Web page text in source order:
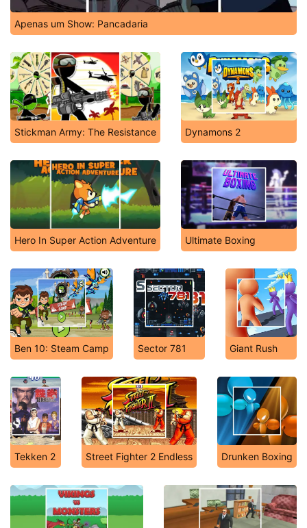
Apenas um Show: Pancadaria
Stickman Army: The Resistance Dynamons 2
Hero In Super Action Adventure Ultimate Boxing
Ben 10: Steam Camp Sector 781 Giant Rush
Tekken 2 Street Fighter 2 Endless Drunken Boxing